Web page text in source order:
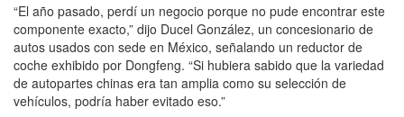
“El año pasado, perdí un negocio porque no pude encontrar este
componente exacto,” dijo Ducel González, un concesionario de
autos usados con sede en México, señalando un reductor de
coche exhibido por Dongfeng. “Si hubiera sabido que la variedad
de autopartes chinas era tan amplia como su selección de
vehículos, podría haber evitado eso.”